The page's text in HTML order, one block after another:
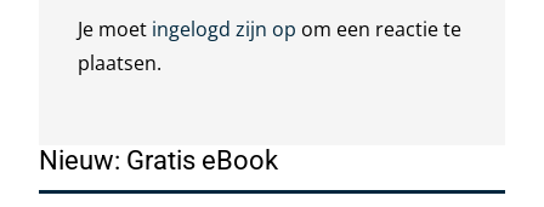
Je moet ingelogd zijn op om een reactie te
plaatsen.
Nieuw: Gratis eBook